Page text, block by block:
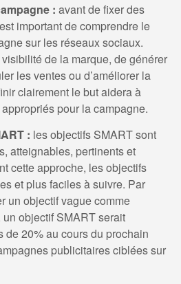
: avant de fixer des
important de comprendre le
sur les réseaux sociaux.
visibilité de la marque, de générer
les ventes ou d’améliorer la
clairement le but aidera à
pour la campagne.
: les objectifs SMART sont
atteignables, pertinents et
cette approche, les objectifs
et plus faciles à suivre. Par
un objectif vague comme
un objectif SMART serait
de 20% au cours du prochain
publicitaires ciblées sur